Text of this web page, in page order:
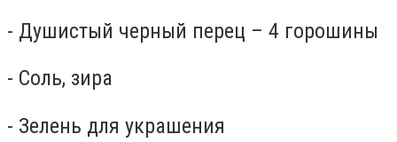
- Душистый черный перец – 4 горошины
- Соль, зира
- Зелень для украшения